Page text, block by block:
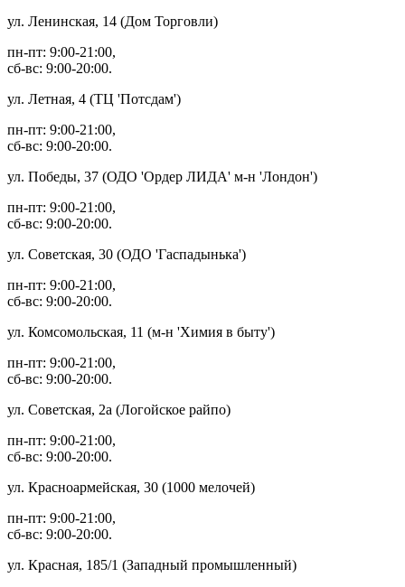
ул. Ленинская, 14 (Дом Торговли)
пн-пт: 9:00-21:00,
сб-вс: 9:00-20:00.
ул. Летная, 4 (ТЦ 'Потсдам')
пн-пт: 9:00-21:00,
сб-вс: 9:00-20:00.
ул. Победы, 37 (ОДО 'Ордер ЛИДА' м-н 'Лондон')
пн-пт: 9:00-21:00,
сб-вс: 9:00-20:00.
ул. Советская, 30 (ОДО 'Гаспадынька')
пн-пт: 9:00-21:00,
сб-вс: 9:00-20:00.
ул. Комсомольская, 11 (м-н 'Химия в быту')
пн-пт: 9:00-21:00,
сб-вс: 9:00-20:00.
ул. Советская, 2а (Логойское райпо)
пн-пт: 9:00-21:00,
сб-вс: 9:00-20:00.
ул. Красноармейская, 30 (1000 мелочей)
пн-пт: 9:00-21:00,
сб-вс: 9:00-20:00.
ул. Красная, 185/1 (Западный промышленный)